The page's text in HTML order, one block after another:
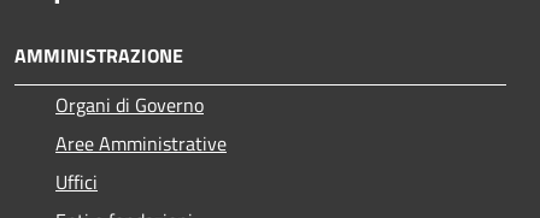
AMMINISTRAZIONE
Organi di Governo
Aree Amministrative
Uffici